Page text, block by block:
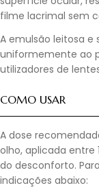
filme lacrimal sem
A emulsão leitosa
uniformemente ao
utilizadores de
COMO USAR
A dose
olho, aplicada entre
do desconforto.
indicações abaixo: